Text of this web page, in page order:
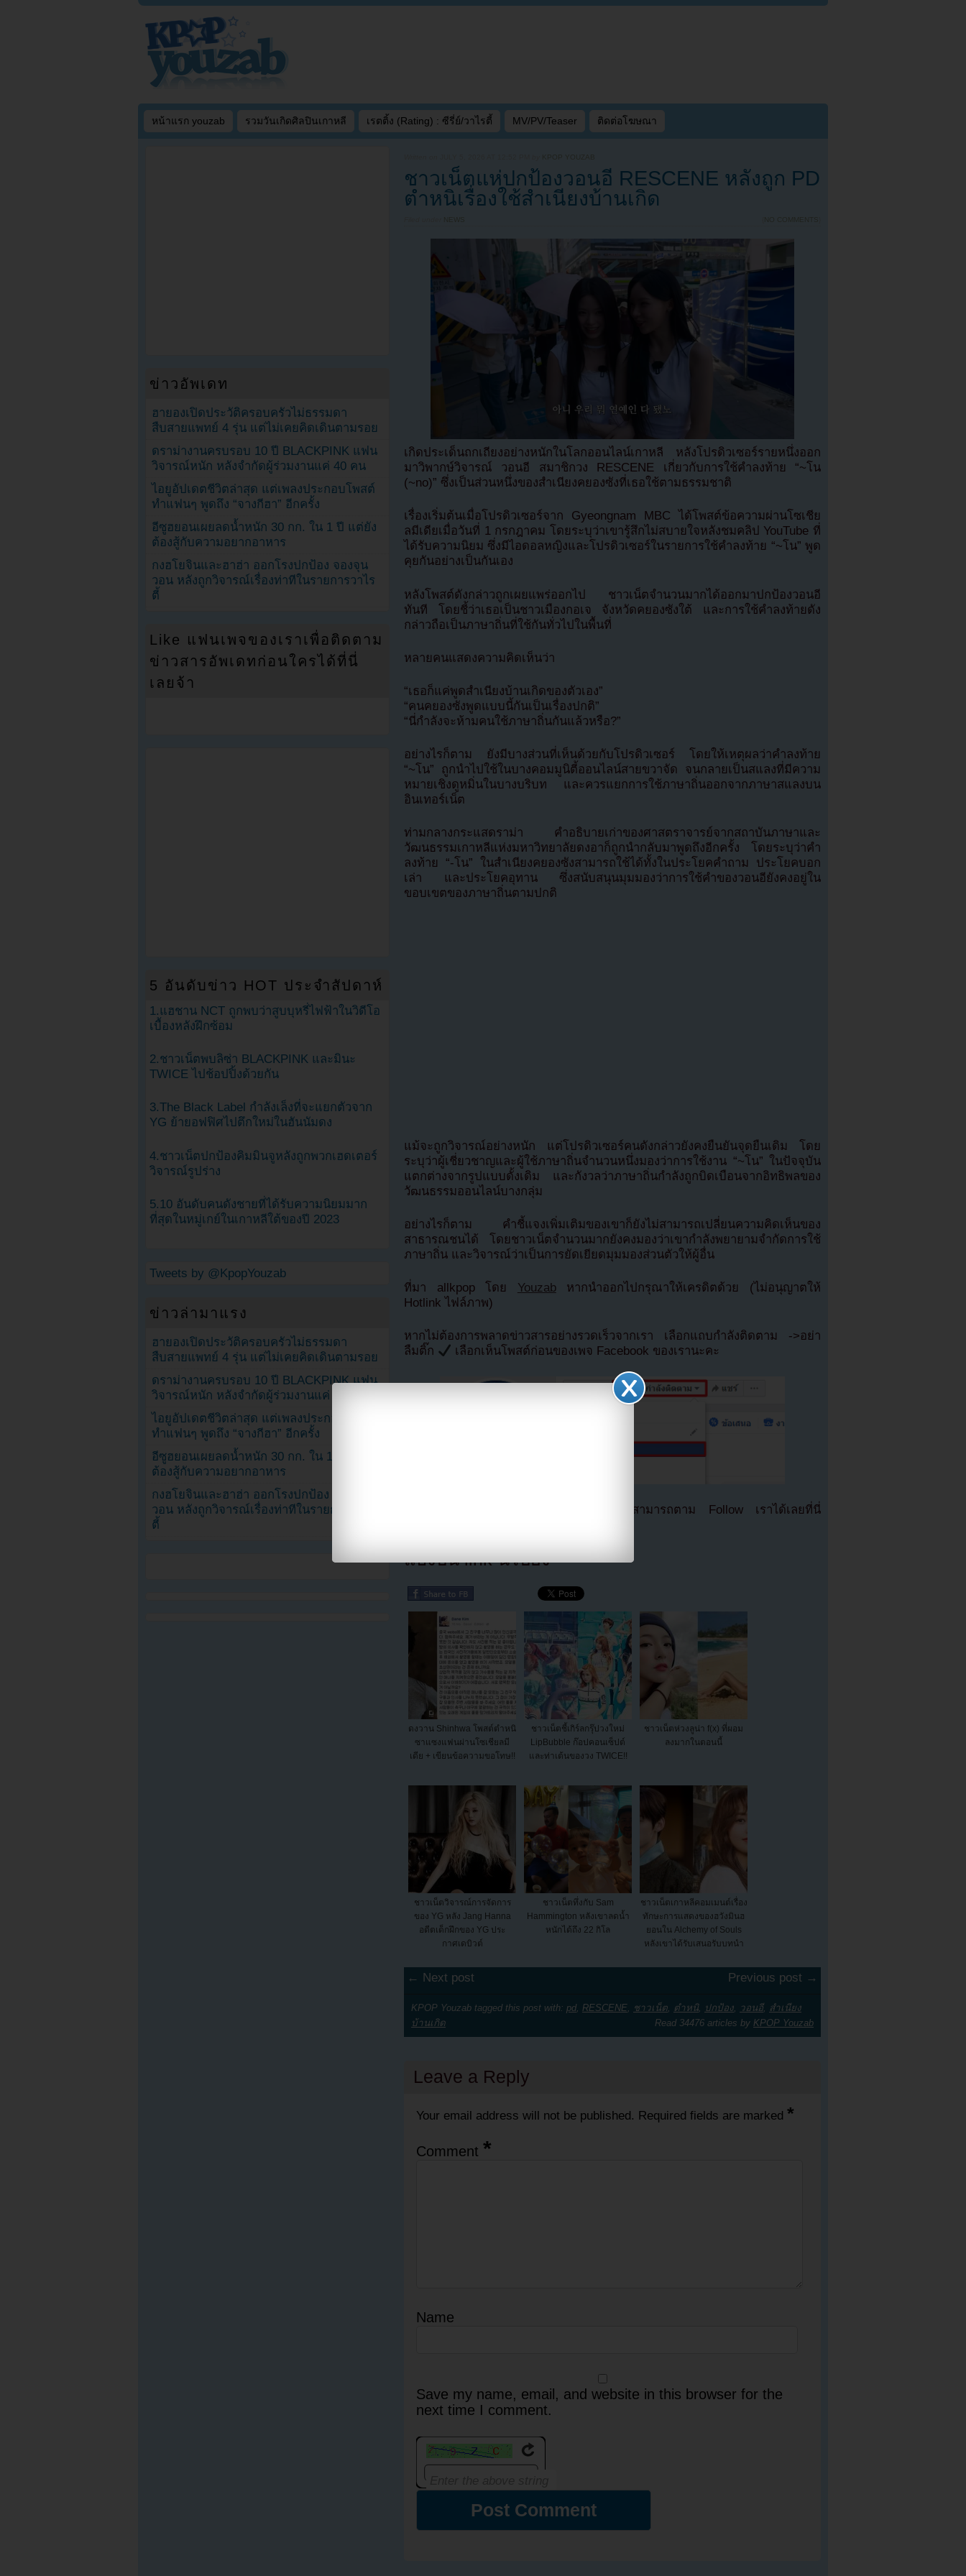
หน้าแรก youzab รวมวันเกิดศิลปินเกาหลี เรตติ้ง (Rating) : ซีรี่ย์/วาไรตี้ MV/PV/Teaser ติดต่อโฆษณา
KPOP YOUZAB
ชาวเน็ตแห่ปกป้องวอนอี RESCENE หลังถูก PD
ตำหนิเรื่องใช้สำเนียงบ้านเกิด
NEWS NO COMMENTS
เกิดประเด็นถกเถียงอย่างหนักในโลกออนไลน์เกาหลี หลังโปรดิวเซอร์รายหนึ่งออก
มาวิพากษ์วิจารณ์ วอนอี สมาชิกวง RESCENE เกี่ยวกับการใช้คำลงท้าย “~โน
(~no)” ซึ่งเป็นส่วนหนึ่งของสำเนียงคยองซังที่เธอใช้ตามธรรมชาติ
เรื่องเริ่มต้นเมื่อโปรดิวเซอร์จาก Gyeongnam MBC ได้โพสต์ข้อความผ่านโซเชีย
ลมีเดียเมื่อวันที่ 1 กรกฎาคม โดยระบุว่าเขารู้สึกไม่สบายใจหลังชมคลิป YouTube ที่
ได้รับความนิยม ซึ่งมีไอดอลหญิงและโปรดิวเซอร์ในรายการใช้คำลงท้าย “~โน” พูด
คุยกันอย่างเป็นกันเอง
หลังโพสต์ดังกล่าวถูกเผยแพร่ออกไป ชาวเน็ตจำนวนมากได้ออกมาปกป้องวอนอี
ทันที โดยชี้ว่าเธอเป็นชาวเมืองกอเจ จังหวัดคยองซังใต้ และการใช้คำลงท้ายดัง
กล่าวถือเป็นภาษาถิ่นที่ใช้กันทั่วไปในพื้นที่
หลายคนแสดงความคิดเห็นว่า
“เธอก็แค่พูดสำเนียงบ้านเกิดของตัวเอง”
“คนคยองซังพูดแบบนี้กันเป็นเรื่องปกติ”
“นี่กำลังจะห้ามคนใช้ภาษาถิ่นกันแล้วหรือ?”
อย่างไรก็ตาม ยังมีบางส่วนที่เห็นด้วยกับโปรดิวเซอร์ โดยให้เหตุผลว่าคำลงท้าย
“~โน” ถูกนำไปใช้ในบางคอมมูนิตี้ออนไลน์สายขวาจัด จนกลายเป็นสแลงที่มีความ
หมายเชิงดูหมิ่นในบางบริบท และควรแยกการใช้ภาษาถิ่นออกจากภาษาสแลงบน
อินเทอร์เน็ต
ท่ามกลางกระแสดราม่า คำอธิบายเก่าของศาสตราจารย์จากสถาบันภาษาและ
วัฒนธรรมเกาหลีแห่งมหาวิทยาลัยดงอาก็ถูกนำกลับมาพูดถึงอีกครั้ง โดยระบุว่าคำ
ลงท้าย “-โน” ในสำเนียงคยองซังสามารถใช้ได้ทั้งในประโยคคำถาม ประโยคบอก
เล่า และประโยคอุทาน ซึ่งสนับสนุนมุมมองว่าการใช้คำของวอนอียังคงอยู่ใน
ขอบเขตของภาษาถิ่นตามปกติ
แม้จะถูกวิจารณ์อย่างหนัก แต่โปรดิวเซอร์คนดังกล่าวยังคงยืนยันจุดยืนเดิม โดย
ระบุว่าผู้เชี่ยวชาญและผู้ใช้ภาษาถิ่นจำนวนหนึ่งมองว่าการใช้งาน “~โน” ในปัจจุบัน
แตกต่างจากรูปแบบดั้งเดิม และกังวลว่าภาษาถิ่นกำลังถูกบิดเบือนจากอิทธิพลของ
วัฒนธรรมออนไลน์บางกลุ่ม
อย่างไรก็ตาม คำชี้แจงเพิ่มเติมของเขาก็ยังไม่สามารถเปลี่ยนความคิดเห็นของ
สาธารณชนได้ โดยชาวเน็ตจำนวนมากยังคงมองว่าเขากำลังพยายามจำกัดการใช้
ภาษาถิ่น และวิจารณ์ว่าเป็นการยัดเยียดมุมมองส่วนตัวให้ผู้อื่น
ที่มา allkpop โดย Youzabหากนำออกไปกรุณาให้เครดิตด้วย (ไม่อนุญาตให้
Hotlink ไฟล์ภาพ)
หากไม่ต้องการพลาดข่าวสารอย่างรวดเร็วจากเรา เลือกแถบกำลังติดตาม ->อย่า
ลืมติ๊ก
เลือกเห็นโพสต์ก่อนของเพจ Facebook ของเรานะคะ
ตอนนี้แฟนๆสามารถติดตามเราได้อีกช่องทางสามารถตาม Follow เราได้เลยที่นี่
แบ่งปัน link นี้ไปยัง
ดงวาน Shinhwa โพสต์ตำหนิ
ซาแซงแฟนผ่านโซเชียลมี
เดีย + เขียนข้อความขอโทษ!!
ชาวเน็ตชี้เกิร์ลกรุ๊ปวงใหม่
LipBubble ก๊อปคอนเซ็ปต์
และท่าเต้นของวง TWICE!!
ชาวเน็ตห่วงลูน่า f(x) ที่ผอม
ลงมากในตอนนี้
ชาวเน็ตวิจารณ์การจัดการ
ของ YG หลัง Jang Hanna
อดีตเด็กฝึกของ YG ประ
กาศเดบิวต์
ชาวเน็ตทึ่งกับ Sam
Hammington หลังเขาลดน้ำ
หนักได้ถึง 22 กิโล
ชาวเน็ตเกาหลีคอมเมนต์เรื่อง
ทักษะการแสดงของฮวังมินฮ
ยอนใน Alchemy of Souls
หลังเขาได้รับเสนอรับบทนำ
← Next post Previous post →
KPOP Youzab tagged this post with: pd, RESCENE, ชาวเน็ต, ตำหนิ, ปกป้อง, วอนอี, สำเนียง
บ้านเกิด
Read 34476 articles by KPOP Youzab
Leave a Reply
Your email address will not be published. Required fields are marked *
Comment *
Name
Save my name, email, and website in this browser for the
next time I comment.
ข่าวอัพเดท
ฮายองเปิดประวัติครอบครัวไม่ธรรมดา
สืบสายแพทย์ 4 รุ่น แต่ไม่เคยคิดเดินตามรอย
ดราม่างานครบรอบ 10 ปี BLACKPINK แฟน
วิจารณ์หนัก หลังจำกัดผู้ร่วมงานแค่ 40 คน
ไอยูอัปเดตชีวิตล่าสุด แต่เพลงประกอบโพสต์
ทำแฟนๆ พูดถึง “จางกีฮา” อีกครั้ง
อีซูฮยอนเผยลดน้ำหนัก 30 กก. ใน 1 ปี แต่ยัง
ต้องสู้กับความอยากอาหาร
กงฮโยจินและฮาฮ่า ออกโรงปกป้อง จองจุน
วอน หลังถูกวิจารณ์เรื่องท่าทีในรายการวาไร
ตี้
Like แฟนเพจของเราเพื่อติดตาม
ข่าวสารอัพเดทก่อนใครได้ที่นี่
เลยจ้า
5 อันดับข่าว HOT ประจำสัปดาห์
1.แฮชาน NCT ถูกพบว่าสูบบุหรี่ไฟฟ้าในวิดีโอ
เบื้องหลังฝึกซ้อม
2.ชาวเน็ตพบลิซ่า BLACKPINK และมินะ
TWICE ไปช้อปปิ้งด้วยกัน
3.The Black Label กำลังเล็งที่จะแยกตัวจาก
YG ย้ายอฟฟิศไปตึกใหม่ในฮันนัมดง
4.ชาวเน็ตปกป้องคิมมินจูหลังถูกพวกเฮดเตอร์
วิจารณ์รูปร่าง
5.10 อันดับคนดังชายที่ได้รับความนิยมมาก
ที่สุดในหมู่เกย์ในเกาหลีใต้ของปี 2023
Tweets by @KpopYouzab
ข่าวล่ามาแรง
ฮายองเปิดประวัติครอบครัวไม่ธรรมดา
สืบสายแพทย์ 4 รุ่น แต่ไม่เคยคิดเดินตามรอย
ดราม่างานครบรอบ 10 ปี BLACKPINK แฟน
วิจารณ์หนัก หลังจำกัดผู้ร่วมงานแค่ 40 คน
ไอยูอัปเดตชีวิตล่าสุด แต่เพลงประกอบโพสต์
ทำแฟนๆ พูดถึง “จางกีฮา” อีกครั้ง
อีซูฮยอนเผยลดน้ำหนัก 30 กก. ใน 1 ปี แต่ยัง
ต้องสู้กับความอยากอาหาร
กงฮโยจินและฮาฮ่า ออกโรงปกป้อง จองจุน
วอน หลังถูกวิจารณ์เรื่องท่าทีในรายการวาไร
ตี้